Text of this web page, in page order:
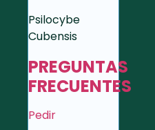
Psilocybe
Cubensis
PREGUNTAS
FRECUENTES
Pedir